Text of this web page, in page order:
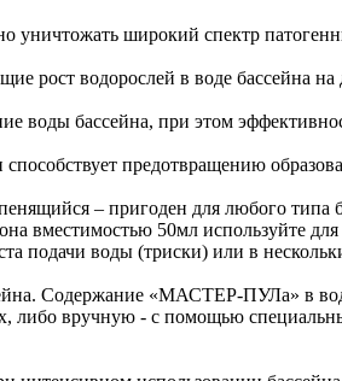
уничтожать широкий спектр
рост водорослей в воде бассейна на
воды бассейна, при этом
предотвращению
– пригоден для любого типа
вместимостью 50мл используйте
подачи воды (триски) или в
Содержание «МАСТЕР-ПУЛа» в
либо вручную - с помощью